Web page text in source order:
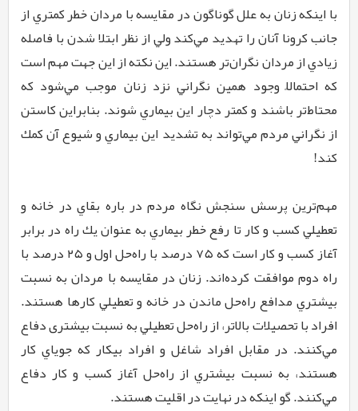
با اينكه زنان به علل گوناگون در مقايسه با مردان خطر كمتري از
جانب كرونا آنان را تهديد مي‌كند ولي از نظر ابتلا شدن با فاصله
زيادي از مردان نگران‌تر هستند. اين نكته از اين جهت مهم است
كه احتمالاً وجود همين نگراني نزد زنان موجب مي‌شود كه
محتاط‌تر باشند و كمتر دچار اين بيماري شوند. بنابراين كاستن
از نگراني مردم مي‌تواند به تشديد اين بيماري و شيوع آن كمك
كند!
مهم‌ترين پرسش سنجش نگاه مردم در باره بقاي در خانه و
تعطيلي كسب و كار تا رفع خطر بيماري به عنوان يك راه در برابر
آغاز كسب و كار است كه ۷۵ درصد با راه‌حل اول و ۲۵ درصد با
راه دوم موافقت كرده‌اند. زنان در مقايسه با مردان به نسبت
بيشتري مدافع راه‌حل ماندن در خانه و تعطيلي کارها هستند.
افراد با تحصيلات بالاتر، از راه‌حل تعطيلي به نسبت بيشتری دفاع
مي‌كنند. در مقابل افراد شاغل و افراد بيكار كه جوياي كار
هستند، به نسبت بيشتري از راه‌حل آغاز كسب و كار دفاع
مي‌كنند. گو اينكه در نهايت در اقليت هستند.